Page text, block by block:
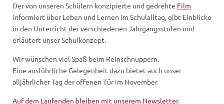
Der von unseren Schülern konzipierte und gedrehte Film
informiert über Leben und Lernen im Schulalltag, gibt Einblicke
in den Unterricht der verschiedenen Jahrgangsstufen und
erläutert unser Schulkonzept.
Wir wünschen viel Spaß beim Reinschnuppern.
Eine ausführliche Gelegenheit dazu bietet auch unser
alljährlicher Tag der offenen Tür im November.
Auf dem Laufenden bleiben mit unserem Newsletter.